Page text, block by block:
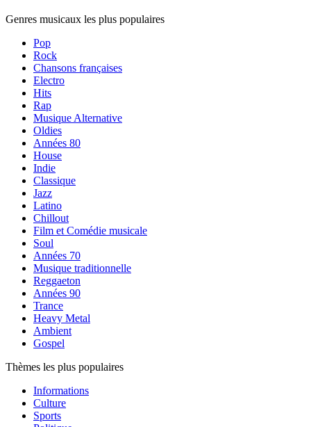
Genres musicaux les plus populaires
Pop
Rock
Chansons françaises
Electro
Hits
Rap
Musique Alternative
Oldies
Années 80
House
Indie
Classique
Jazz
Latino
Chillout
Film et Comédie musicale
Soul
Années 70
Musique traditionnelle
Reggaeton
Années 90
Trance
Heavy Metal
Ambient
Gospel
Thèmes les plus populaires
Informations
Culture
Sports